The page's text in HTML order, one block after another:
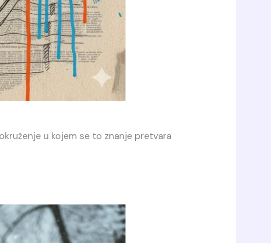
u kojem se to znanje pretvara